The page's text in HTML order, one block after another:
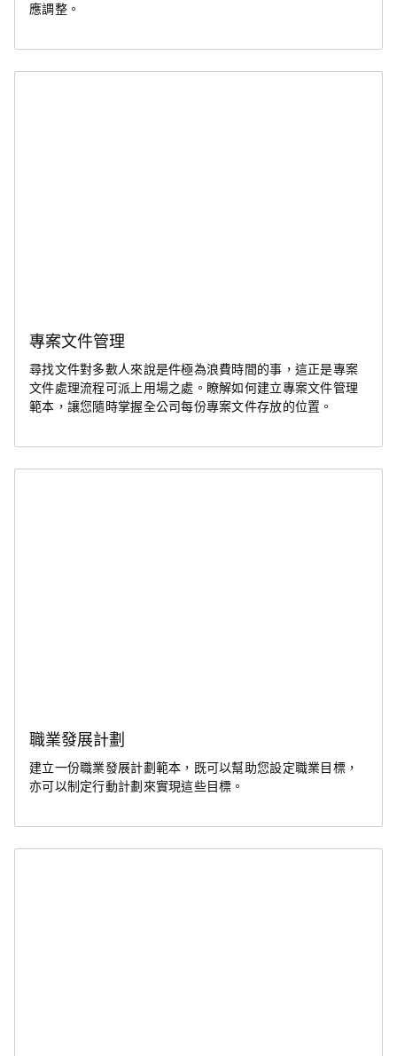
應調整。
專案文件管理
尋找文件對多數人來說是件極為浪費時間的事，這正是專案
文件處理流程可派上用場之處。瞭解如何建立專案文件管理
範本，讓您隨時掌握全公司每份專案文件存放的位置。
職業發展計劃
建立一份職業發展計劃範本，既可以幫助您設定職業目標，
亦可以制定行動計劃來實現這些目標。